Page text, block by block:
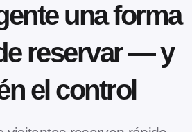
una forma
reservar — y
el control